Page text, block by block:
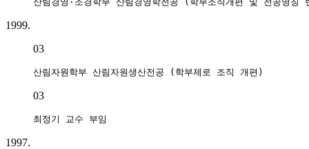
1999.
03
산림자원학부 산림자원생산전공 (학부제로 조직 개편)
03
최정기 교수 부임
1997.